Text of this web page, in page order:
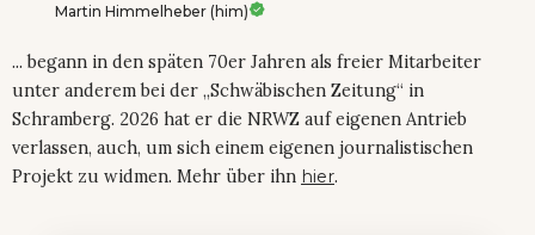
Martin Himmelheber (him)
... begann in den späten 70er Jahren als freier Mitarbeiter
unter anderem bei der „Schwäbischen Zeitung“ in
Schramberg. 2026 hat er die NRWZ auf eigenen Antrieb
verlassen, auch, um sich einem eigenen journalistischen
Projekt zu widmen. Mehr über ihn hier.